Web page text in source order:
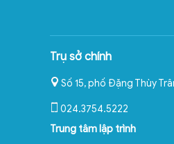
Trụ sở chính
Số 15, phố Đặng Thùy
024.3754.5222
Trung tâm lập trình